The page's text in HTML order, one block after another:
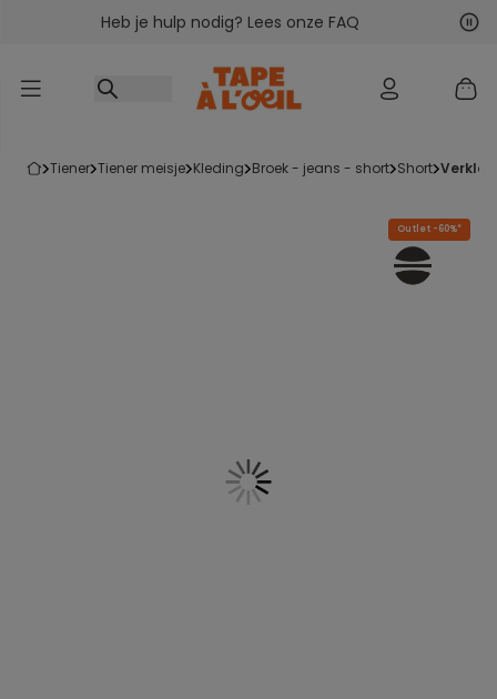
Ga naar inhoudHeb je hulp nodig? Lees onze FAQ
tiener tiener meisje kleding broek - jeans - short short
Outlet -60%*